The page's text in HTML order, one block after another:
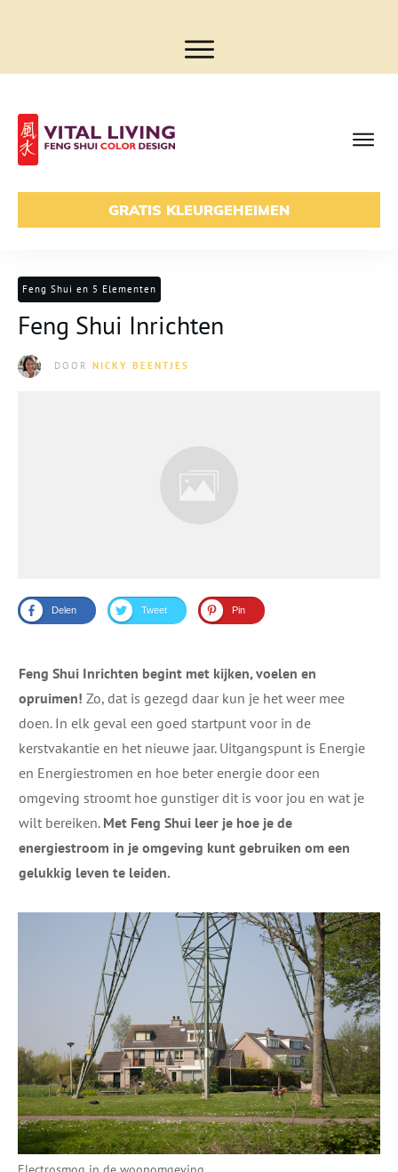
GRATIS KLEURGEHEIMEN
Feng Shui en 5 Elementen
Feng Shui Inrichten
DOOR NICKY BEENTJES
Delen Tweet Pin
Feng Shui Inrichten begint met kijken, voelen en
opruimen! Zo, dat is gezegd daar kun je het weer mee
doen. In elk geval een goed startpunt voor in de
kerstvakantie en het nieuwe jaar. Uitgangspunt is Energie
en Energiestromen en hoe beter energie door een
omgeving stroomt hoe gunstiger dit is voor jou en wat je
wilt bereiken. Met Feng Shui leer je hoe je de
energiestroom in je omgeving kunt gebruiken om een
gelukkig leven te leiden.